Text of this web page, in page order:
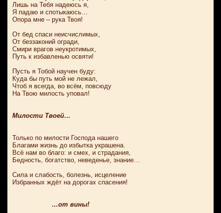
Лишь на Тебя надеюсь я,
Я падаю и спотыкаюсь…
Опора мне – рука Твоя!
От бед спаси неисчислимых,
От беззаконий огради,
Смири врагов неукротимых,
Путь к избавленью освяти!
Пусть я Тобой научен буду:
Куда бы путь мой не лежал,
Чтоб я всегда, во всём, повсюду
На Твою милость уповал!
Милости Твоей…
Только по милости Господа нашего
Благами жизнь до избытка украшена.
Всё нам во благо: и смех, и страдания,
Бедность, богатство, неведенье, знание…
Сила и слабость, болезнь, исцеление
Избранных ждёт на дорогах спасения!
…от вины!